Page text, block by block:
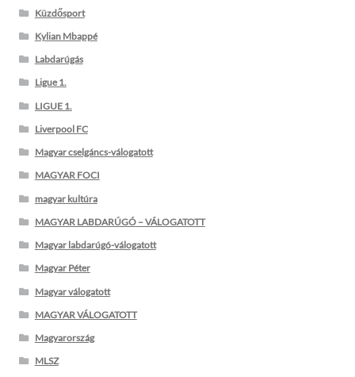
Küzdősport
Kylian Mbappé
Labdarúgás
Ligue 1.
LIGUE 1.
Liverpool FC
Magyar cselgáncs-válogatott
MAGYAR FOCI
magyar kultúra
MAGYAR LABDARÚGÓ – VÁLOGATOTT
Magyar labdarúgó-válogatott
Magyar Péter
Magyar válogatott
MAGYAR VÁLOGATOTT
Magyarország
MLSZ